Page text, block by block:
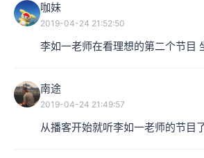
咖妹
2019-04-24 21:52:50
李如一老师在看理想的第二个节目
南途
2019-04-24 21:49:57
从播客开始就听李如一老师的节目